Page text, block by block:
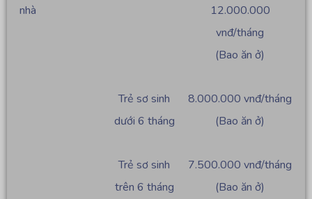
nhà
12.000.000
vnđ/tháng
(Bao ăn ở)
Trẻ sơ sinh
dưới 6 tháng
8.000.000 vnđ/tháng
(Bao ăn ở)
Trẻ sơ sinh
trên 6 tháng
7.500.000 vnđ/tháng
(Bao ăn ở)